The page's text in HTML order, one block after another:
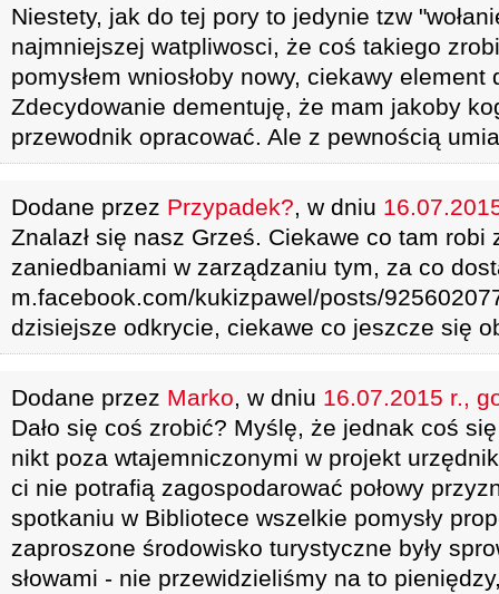
Niestety, jak do tej pory to jedynie tzw
najmniejszej watpliwosci, że coś takiego
pomysłem wniosłoby nowy, ciekawy
Zdecydowanie dementuję, że mam jakoby
przewodnik opracować. Ale z pewnością
Dodane przez Przypadek?, w dniu
Znalazł się nasz Grześ. Ciekawe co tam robi
zaniedbaniami w zarządzaniu tym, za co
m.facebook.com/kukizpawel/posts/
dzisiejsze odkrycie, ciekawe co jeszcze się
Dodane przez Marko, w dniu 16.07.2015 r.,
Dało się coś zrobić? Myślę, że jednak coś
nikt poza wtajemniczonymi w projekt
ci nie potrafią zagospodarować połowy
spotkaniu w Bibliotece wszelkie pomysły
zaproszone środowisko turystyczne były
słowami - nie przewidzieliśmy na to